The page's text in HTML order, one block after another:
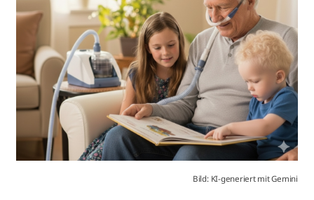
Bild: KI-generiert mit Gemini